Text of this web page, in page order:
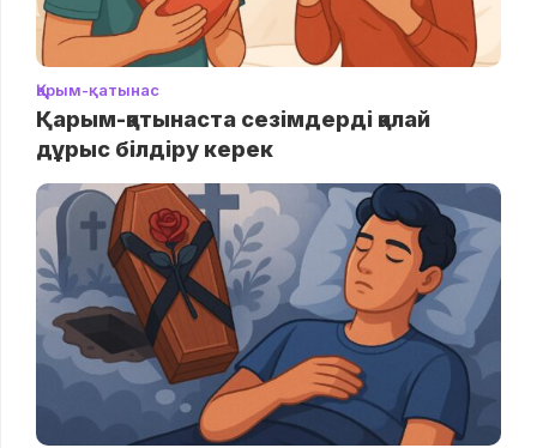
Қарым-қатынас
Қарым-қатынаста сезімдерді қалай
дұрыс білдіру керек